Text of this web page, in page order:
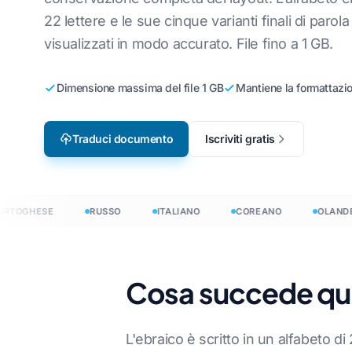
PDF
del
Localizzazione dei
videogiochi
in coreano
PDF a olandese
PDF a indonesiano
Inglese a Coreano
Inglese a Turco
Dall'inglese all'hindi
tradurre documenti in 120+ lingue
22 lettere e le sue cinque varianti finali di
visualizzati in modo accurato. File fino a 1 GB.
Dimensione massima del file 1 GB Mantiene la
Traduci documento Iscriviti gratis
RUSSO ITALIANO COREANO OLANDESE
Cosa succede
L'ebraico è scritto in un alfabeto